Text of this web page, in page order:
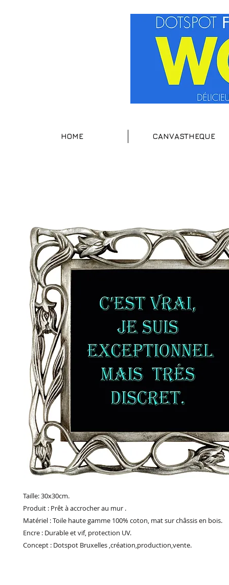
HOME CANVASTHEQUE
Taille: 30x30cm.
Produit : Prêt à accrocher au mur .
Matériel : Toile haute gamme 100% coton, mat sur châssis en bois.
Encre : Durable et vif, protection UV.
Concept : Dotspot Bruxelles ,création,production,vente.